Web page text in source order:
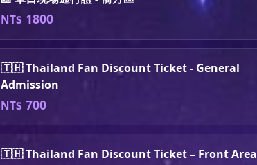
NT$ 1800
🇹🇭 Thailand Fan Discount Ticket - General
Admission
NT$ 700
🇹🇭 Thailand Fan Discount Ticket – Front Area